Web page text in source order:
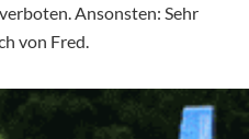
Ansonsten: Sehr
von Fred.